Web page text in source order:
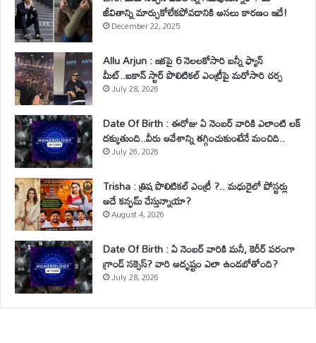
జీవితాన్ని మార్చుకోలేకపోవడానికి అసలు కారణం ఇదే!
December 22, 2025
Allu Arjun : ఇకపై 6 నెలలకోసారి బన్నీ ఫ్యాన్
మీట్..ఐకాన్ స్టార్ పొలిటికల్ ఎంట్రీపై మరోసారి చర్చ
July 28, 2026
Date Of Birth : ఈరోజు ఏ నెంబర్ వారికి ఎలాంటి లక్
దక్కుతుంది..వీరు ఆవేశాన్ని తగ్గించుకుంటేనే మంచిది..
July 26, 2026
Trisha : త్రిష పొలిటికల్ ఎంట్రీ ?.. మధురైలో పోస్టర్లు
అదే కన్ఫమ్ చేస్తున్నాయా?
August 4, 2026
Date Of Birth : ఏ నెంబర్ వారికి మనీ, కెరీర్ పరంగా
గ్రాండ్ సక్సెస్? వారి అదృష్టం ఎలా ఉండబోతోంది?
July 28, 2026